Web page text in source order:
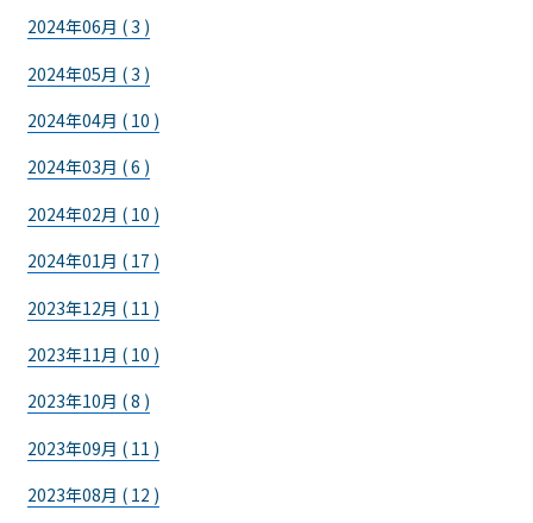
2024年06月 ( 3 )
2024年05月 ( 3 )
2024年04月 ( 10 )
2024年03月 ( 6 )
2024年02月 ( 10 )
2024年01月 ( 17 )
2023年12月 ( 11 )
2023年11月 ( 10 )
2023年10月 ( 8 )
2023年09月 ( 11 )
2023年08月 ( 12 )